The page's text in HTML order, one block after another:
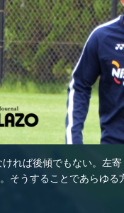
れば後傾でもない。左
そうすることであらゆ